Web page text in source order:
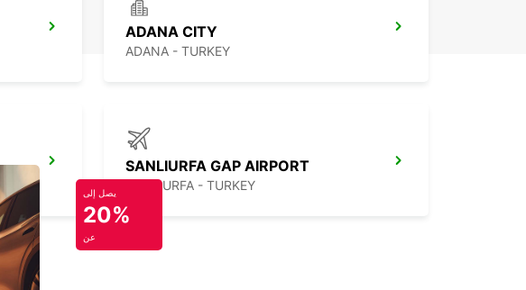
ADANA CITY
ADANA - TURKEY
SANLIURFA GAP AIRPORT
SANLIURFA - TURKEY يصل إلى
20%
عن